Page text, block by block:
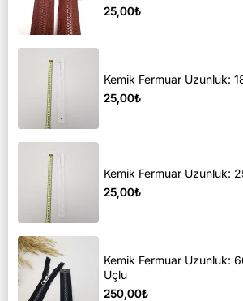
25,00₺
Kemik Fermuar Uzunluk:
25,00₺
Kemik Fermuar Uzunluk:
25,00₺
Kemik Fermuar Uzunluk:
Uçlu
250,00₺